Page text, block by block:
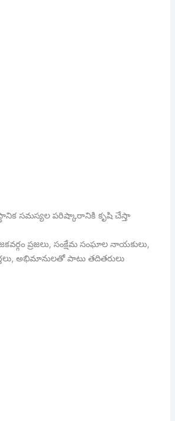
సమస్యల పరిష్కారానికి కృషి చేస్తా
ప్రజలు, సంక్షేమ సంఘాల నాయకులు,
అభిమానులతో పాటు తదితరులు